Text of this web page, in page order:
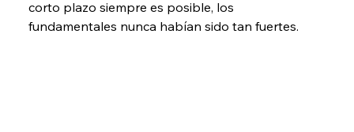
corto plazo siempre es posible, los
fundamentales nunca habían sido tan fuertes.